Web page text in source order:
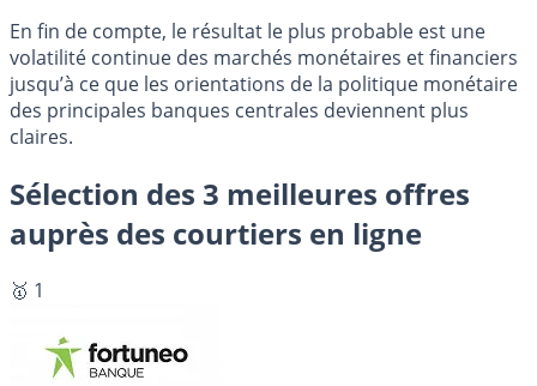
En fin de compte, le résultat le plus probable est une
volatilité continue des marchés monétaires et financiers
jusqu’à ce que les orientations de la politique monétaire
des principales banques centrales deviennent plus
claires.
Sélection des 3 meilleures offres
auprès des courtiers en ligne
🥇 1